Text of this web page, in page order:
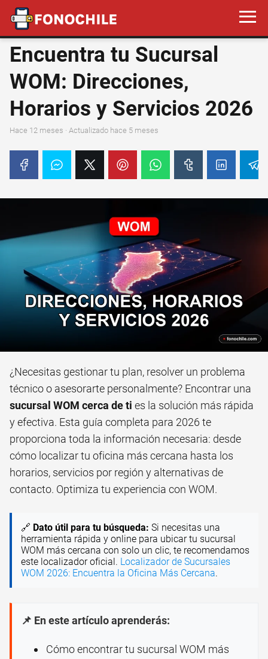
Encuentra tu Sucursal
WOM: Direcciones,
Horarios y Servicios 2026
hace 12 meses · Actualizado hace 5 meses
¿Necesitas gestionar tu plan, resolver un problema
técnico o asesorarte personalmente? Encontrar una
sucursal WOM cerca de ti es la solución más rápida
y efectiva. Esta guía completa para 2026 te
proporciona toda la información necesaria: desde
cómo localizar tu oficina más cercana hasta los
horarios, servicios por región y alternativas de
contacto. Optimiza tu experiencia con WOM.
🔗 Dato útil para tu búsqueda: Si necesitas una
herramienta rápida y online para ubicar tu sucursal
WOM más cercana con solo un clic, te recomendamos
este localizador oficial. Localizador de Sucursales
WOM 2026: Encuentra la Oficina Más Cercana.
📌 En este artículo aprenderás:
Cómo encontrar tu sucursal WOM más